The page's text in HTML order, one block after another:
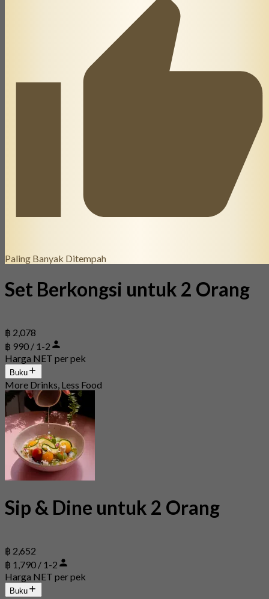
Paling Banyak Ditempah
Set Berkongsi untuk 2 Orang
฿ 2,078
฿ 990 / 1-2
Harga NET per pek
Buku
More Drinks, Less Food
Sip & Dine untuk 2 Orang
฿ 2,652
฿ 1,790 / 1-2
Harga NET per pek
Buku